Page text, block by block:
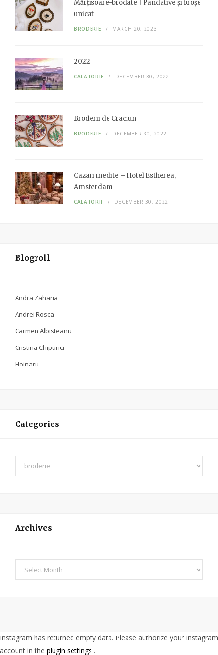
k
Mărțisoare-brodate | Pandative și broșe
unicat
BRODERIE MARCH 20, 2023
2022
CALATORIE DECEMBER 30, 2022
Broderii de Craciun
BRODERIE DECEMBER 30, 2022
Cazari inedite – Hotel Estherea,
Amsterdam
CALATORII DECEMBER 30, 2022
Blogroll
Andra Zaharia
Andrei Rosca
Carmen Albisteanu
Cristina Chipurici
Hoinaru
Categories
a
o
e
Archives
r
e
Instagram has returned empty data. Please authorize your Instagram
account in the plugin settings .